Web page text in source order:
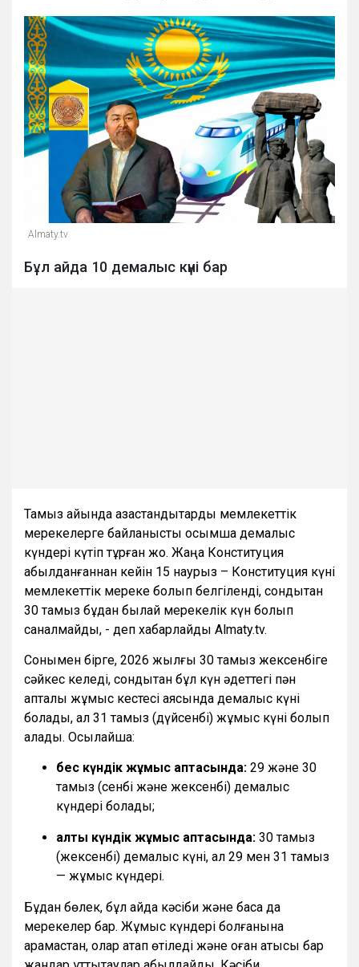
Almaty.tv
Бұл айда 10 демалыс күні бар
Тамыз айында қазақстандықтарды мемлекеттік
мерекелерге байланысты қосымша демалыс
күндері күтіп тұрған жоқ. Жаңа Конституция
қабылданғаннан кейін 15 наурыз – Конституция күні
мемлекеттік мереке болып белгіленді, сондықтан
30 тамыз бұдан былай мерекелік күн болып
саналмайды, - деп хабарлайды Almaty.tv.
Сонымен бірге, 2026 жылғы 30 тамыз жексенбіге
сәйкес келеді, сондықтан бұл күн әдеттегі пән
апталық жұмыс кестесі аясында демалыс күні
болады, ал 31 тамыз (дүйсенбі) жұмыс күні болып
қалады. Осылайша:
бес күндік жұмыс аптасында: 29 және 30
тамыз (сенбі және жексенбі) демалыс
күндері болады;
алты күндік жұмыс аптасында: 30 тамыз
(жексенбі) демалыс күні, ал 29 мен 31 тамыз
— жұмыс күндері.
Бұдан бөлек, бұл айда кәсіби және басқа да
мерекелер бар. Жұмыс күндері болғанына
қарамастан, олар атап өтіледі және оған қатысы бар